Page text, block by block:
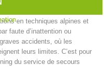
en techniques alpines et
faute d’inattention ou
accidents, où les
leurs limites. C’est pour
du service de secours